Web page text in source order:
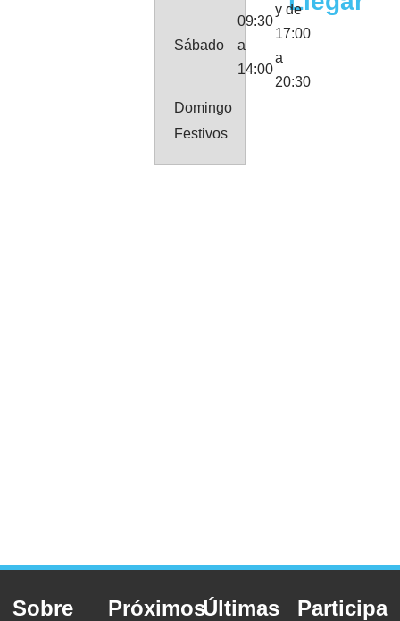
Sábado
09:30
a
14:00
y de
17:00
a
20:30
Domingo
Festivos
Sobre
PróximosÚltimas
Participa